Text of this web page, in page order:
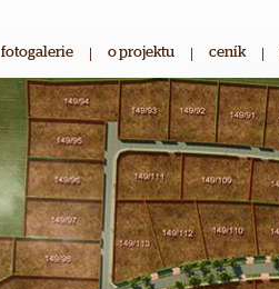
fotogalerie | o projektu | ceník |